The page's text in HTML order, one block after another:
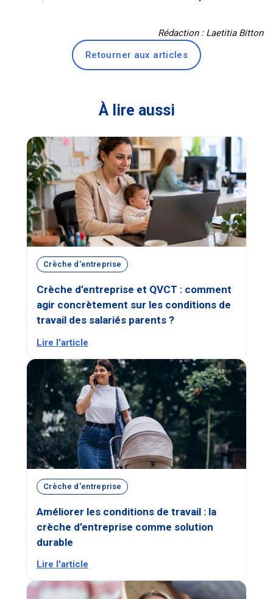
Rédaction : Laetitia Bitton
Retourner aux articles
À lire aussi
Crèche d'entreprise
Crèche d’entreprise et QVCT : comment
agir concrètement sur les conditions de
travail des salariés parents ?
Lire l'article
Crèche d'entreprise
Améliorer les conditions de travail : la
crèche d’entreprise comme solution
durable
Lire l'article